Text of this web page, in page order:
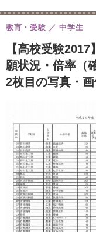
【高校受験
願状況・倍率（
2枚目の写真・
教育・受験 中学生